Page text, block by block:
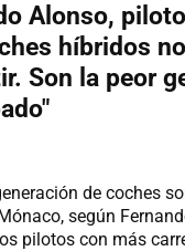
Alonso,
híbridos
Son la peor
de coches
según
pilotos con más